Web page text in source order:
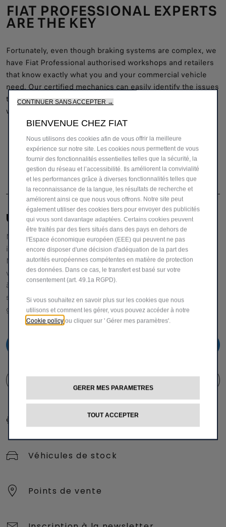
FIAT PROFESSIONAL EXPERTS
ARE THE KEY
Fortunately, even though braking systems are complex, we
have Fiat Professional authorised workshops and retailers
that know exactly what you and your commercial vehicle
need. Our certified mechanics can easily identify the issues
that can arise from old and worn brake pads or brakes, or
when the system isn't functioning properly.
UNE ÉQUIPE DÉDIÉE POUR VOUS AIDER
Notre service clientèle vous fournira toutes les
informations et l'assistance dont vous avez besoin.
N'hésitez pas à demander des détails spécifiques sur nos
véhicules,
à nous faire part de vos réclamations ou de vos
suggestions pour améliorer notre service.0800 28 111 (via
gsm)
Configurer et acheter
Véhicules de stock
Points de vente
CONTINUER SANS ACCEPTER →
BIENVENUE CHEZ FIAT
Nous utilisons des cookies afin de vous offrir la meilleure
expérience sur notre site. Les cookies nous permettent de vous
fournir des fonctionnalités essentielles telles que la sécurité, la
gestion du réseau et l’accessibilité. Ils améliorent la convivialité
et les performances grâce à diverses fonctionnalités telles que
la reconnaissance de la langue, les résultats de recherche et
améliorent ainsi ce que nous vous offrons. Notre site peut
également utiliser des cookies tiers pour envoyer des publicités
qui vous sont davantage adaptées. Certains cookies peuvent
être traités par des tiers situés dans des pays en dehors de
l'Espace économique européen (EEE) qui peuvent ne pas
encore disposer d'une décision d'adéquation de la part des
autorités européennes compétentes en matière de protection
des données. Dans ce cas, le transfert est basé sur votre
consentement (art. 49.1a RGPD).
Si vous souhaitez en savoir plus sur les cookies que nous
utilisons et comment les gérer, vous pouvez accéder à notre
Cookie policy ou cliquer sur ' Gérer mes paramètres'.
GERER MES PARAMETRES
TOUT ACCEPTER